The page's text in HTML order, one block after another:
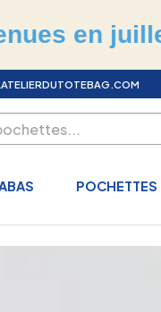
juillet & août
POCHETTES